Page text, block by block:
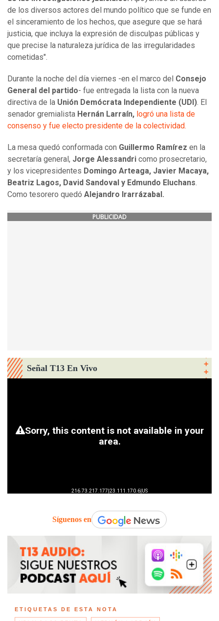
de los diversos actores del mundo político que se funde en
el sinceramiento de los hechos, que asegure que se hará
justicia, que incluya la expresión de disculpas públicas y
que precise la naturaleza jurídica de las irregularidades
cometidas".
Durante la noche del día viernes -en el marco del Consejo
General del partido- fue entregada la lista con la nueva
directiva de la Unión Demócrata Independiente (UDI). El
senador gremialista Hernán Larraín, logró una lista de
consenso y fue electo presidente de la colectividad.
La mesa quedó conformada con Guillermo Ramírez en la
secretaría general, Jorge Alessandri como prosecretario,
y los vicepresidentes Domingo Arteaga, Javier Macaya,
Beatriz Lagos, David Sandoval y Edmundo Eluchans.
Como tesorero quedó Alejandro Irarrázabal.
PUBLICIDAD
Señal T13 En Vivo
Síguenos en
ETIQUETAS DE ESTA NOTA